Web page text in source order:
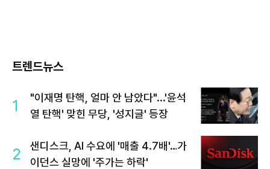
트렌드뉴스
1
"이재명 탄핵, 얼마 안 남았다"...'윤석
열 탄핵' 맞힌 무당, '성지글' 등장
2
샌디스크, AI 수요에 '매출 4.7배'…가
이던스 실망에 '주가는 하락'